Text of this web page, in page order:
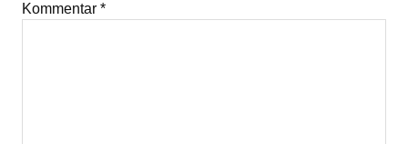
Kommentar *